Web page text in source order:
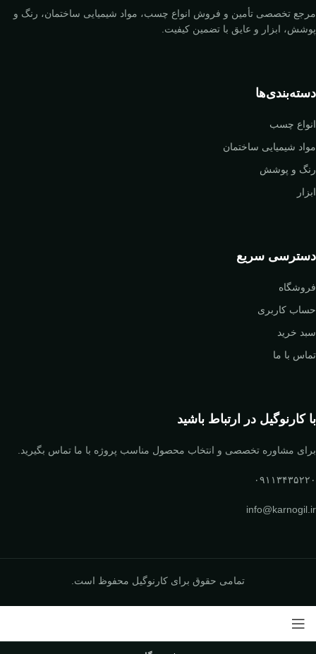
مرجع تخصصی تأمین و فروش انواع چسب، مواد شیمیایی ساختمان، رنگ و
پوشش، ابزار و عایق با تضمین کیفیت.
دسته‌بندی‌ها
انواع چسب
مواد شیمیایی ساختمان
رنگ و پوشش
ابزار
دسترسی سریع
فروشگاه
حساب کاربری
سبد خرید
تماس با ما
با کارنوگیل در ارتباط باشید
برای مشاوره تخصصی و انتخاب محصول مناسب پروژه با ما تماس بگیرید.
۰۹۱۱۳۴۳۵۲۲۰
info@karnogil.ir
تمامی حقوق برای کارنوگیل محفوظ است.